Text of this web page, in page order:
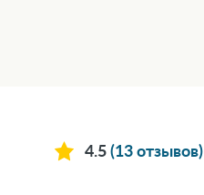
4.5(13 отзывов)